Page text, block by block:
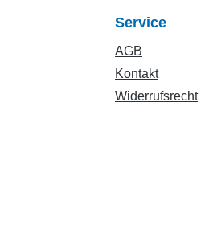
Service
AGB
Kontakt
Widerrufsrecht